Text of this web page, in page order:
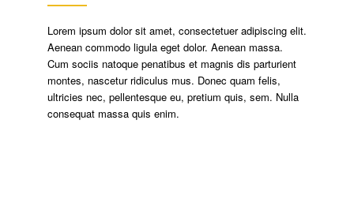
Lorem ipsum dolor sit amet, consectetuer adipiscing elit.
Aenean commodo ligula eget dolor. Aenean massa.
Cum sociis natoque penatibus et magnis dis parturient
montes, nascetur ridiculus mus. Donec quam felis,
ultricies nec, pellentesque eu, pretium quis, sem. Nulla
consequat massa quis enim.